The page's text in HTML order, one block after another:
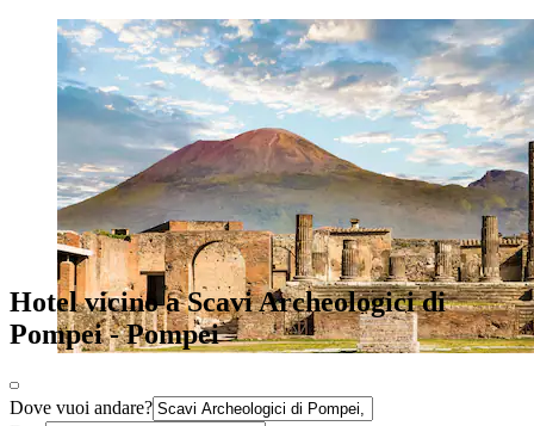
Hotel vicino a Scavi Archeologici di
Pompei - Pompei
Dove vuoi andare?